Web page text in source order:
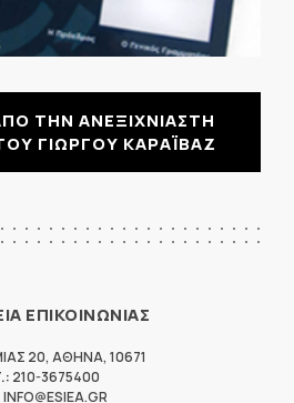
ΤΗΝ ΑΝΕΞΙΧΝΙΑΣΤΗ
ΓΙΩΡΓΟΥ ΚΑΡΑΪΒΑΖ
ΕΠΙΚΟΙΝΩΝΙΑΣ
20, ΑΘΗΝΑ, 10671
210-3675400
INFO@ESIEA.GR